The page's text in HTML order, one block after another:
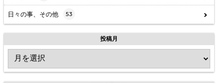
日々の事、その他 53
投稿月